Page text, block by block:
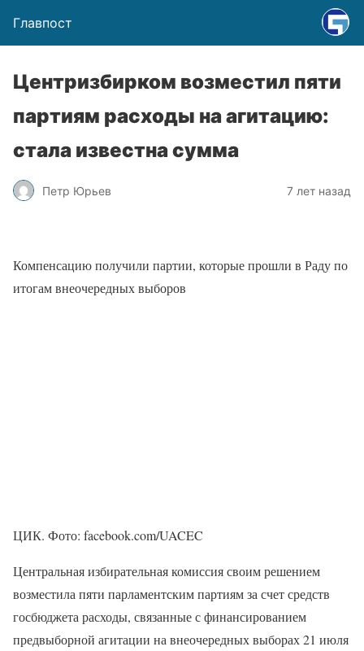
Главпост
Центризбирком возместил пяти
партиям расходы на агитацию:
стала известна сумма
Петр Юрьев 7 лет назад
Компенсацию получили партии, которые прошли в Раду по
итогам внеочередных выборов
ЦИК. Фото: facebook.com/UACEC
Центральная избирательная комиссия своим решением
возместила пяти парламентским партиям за счет средств
госбюджета расходы, связанные с финансированием
предвыборной агитации на внеочередных выборах 21 июля